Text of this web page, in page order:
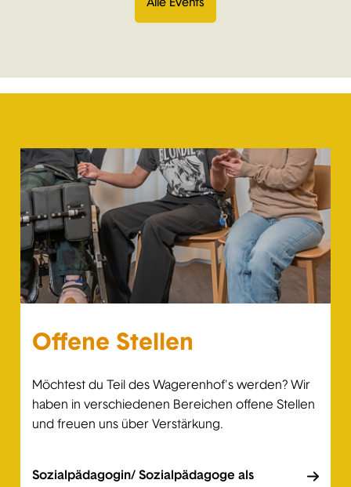
Alle Events
Offene Stellen
Möchtest du Teil des Wagerenhof's werden? Wir
haben in verschiedenen Bereichen offene Stellen
und freuen uns über Verstärkung.
Sozialpädagogin/ Sozialpädagoge als